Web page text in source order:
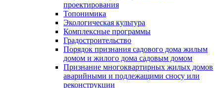
проектирования
Топонимика
Экологическая культура
Комплексные программы
Градостроительство
Порядок признания садового дома жилым
домом и жилого дома садовым домом
Признание многоквартирных жилых домов
аварийными и подлежащими сносу или
реконструкции